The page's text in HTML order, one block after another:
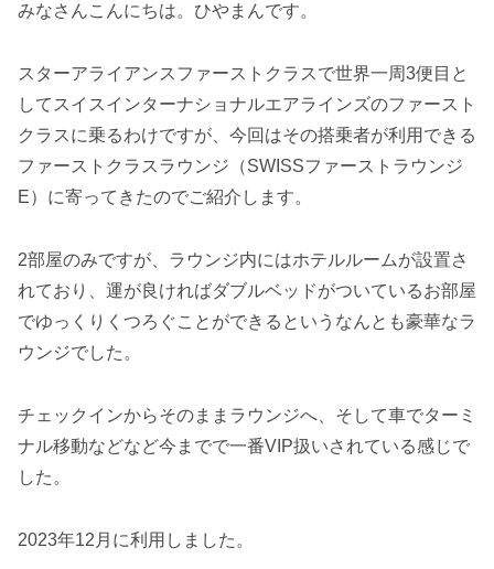
みなさんこんにちは。ひやまんです。
スターアライアンスファーストクラスで世界一周3便目と
してスイスインターナショナルエアラインズのファースト
クラスに乗るわけですが、今回はその搭乗者が利用できる
ファーストクラスラウンジ（SWISSファーストラウンジ
E）に寄ってきたのでご紹介します。
2部屋のみですが、ラウンジ内にはホテルルームが設置さ
れており、運が良ければダブルベッドがついているお部屋
でゆっくりくつろぐことができるというなんとも豪華なラ
ウンジでした。
チェックインからそのままラウンジへ、そして車でターミ
ナル移動などなど今までで一番VIP扱いされている感じで
した。
2023年12月に利用しました。